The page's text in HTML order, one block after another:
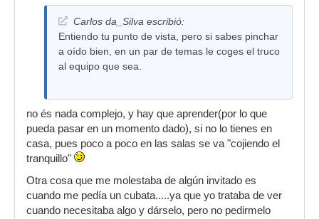
Carlos da_Silva escribió:
Entiendo tu punto de vista, pero si sabes pinchar
a oído bien, en un par de temas le coges el truco
al equipo que sea.
no és nada complejo, y hay que aprender(por lo que
pueda pasar en un momento dado), si no lo tienes en
casa, pues poco a poco en las salas se va "cojiendo el
tranquillo"
Otra cosa que me molestaba de algún invitado es
cuando me pedía un cubata.....ya que yo trataba de ver
cuando necesitaba algo y dárselo, pero no pedirmelo